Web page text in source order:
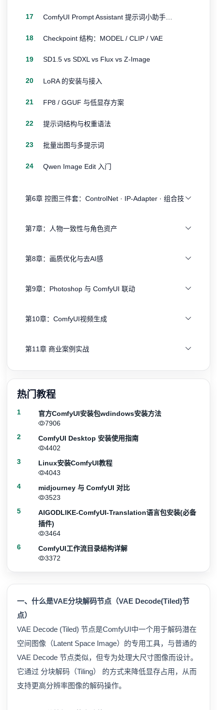
一、什么是VAE分块解码节点（VAE Decode(Tiled)节
点）
VAE Decode (Tiled) 节点是ComfyUI中一个用于解码潜在
空间图像（Latent Space Image）的专用工具，与普通的
VAE Decode 节点类似，但专为处理大尺寸图像而设计。
它通过 分块解码（Tiling） 的方式来降低显存占用，从而
支持更高分辨率图像的解码操作。
17
18 Checkpoint 结构：MODEL / CLIP / VAE
19 SD1.5 vs SDXL vs Flux vs Z-Image
20 LoRA 的安装与接入
21 FP8 / GGUF 与低显存方案
22 提示词结构与权重语法
23 批量出图与多提示词
24 Qwen Image Edit 入门
第6章 控图三件套：ControlNet · IP-Adapter · 组合技
第7章：人物一致性与角色资产
第8章：画质优化与去AI感
第9章：Photoshop 与 ComfyUI 联动
第10章：ComfyUI视频生成
第11章 商业案例实战
热门教程
1
官方ComfyUI安装包wdindows安装方法
7906
2
ComfyUI Desktop 安装使用指南
4402
3
Linux安装ComfyUI教程
4043
4
midjourney 与 ComfyUI 对比
3523
5
AIGODLIKE-ComfyUI-Translation语言包安装(必备
插件)
3464
6
ComfyUI工作流目录结构详解
3372